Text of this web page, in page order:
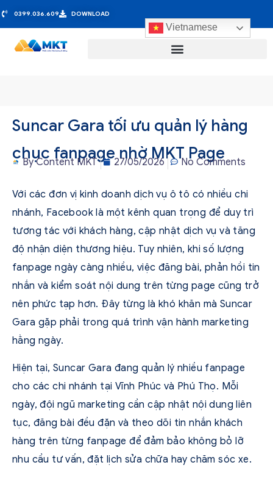
0399.036.609 DOWNLOAD
Vietnamese
Suncar Gara tối ưu quản lý hàng
chục fanpage nhờ MKT Page
ByContent MKT 27/05/2026 No Comments
Với các đơn vị kinh doanh dịch vụ ô tô có nhiều chi
nhánh, Facebook là một kênh quan trọng để duy trì
tương tác với khách hàng, cập nhật dịch vụ và tăng
độ nhận diện thương hiệu. Tuy nhiên, khi số lượng
fanpage ngày càng nhiều, việc đăng bài, phản hồi tin
nhắn và kiểm soát nội dung trên từng page cũng trở
nên phức tạp hơn. Đây từng là khó khăn mà Suncar
Gara gặp phải trong quá trình vận hành marketing
hằng ngày.
Hiện tại, Suncar Gara đang quản lý nhiều fanpage
cho các chi nhánh tại Vĩnh Phúc và Phú Thọ. Mỗi
ngày, đội ngũ marketing cần cập nhật nội dung liên
tục, đăng bài đều đặn và theo dõi tin nhắn khách
hàng trên từng fanpage để đảm bảo không bỏ lỡ
nhu cầu tư vấn, đặt lịch sửa chữa hay chăm sóc xe.